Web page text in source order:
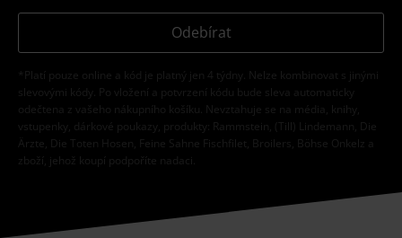
Odebírat
*Platí pouze online a kód je platný jen 4 týdny. Nelze kombinovat s jinými
slevovými kódy. Po vložení a potvrzení kódu bude sleva automaticky
odečtena z vašeho nákupního košíku. Nevztahuje se na média, knihy,
vstupenky, dárkové poukazy, produkty: Rammstein, (Till) Lindemann, Die
Ärzte, Die Toten Hosen, Feine Sahne Fischfilet, Broilers, Böhse Onkelz a
zboží, jehož koupí podpoříte nadaci.